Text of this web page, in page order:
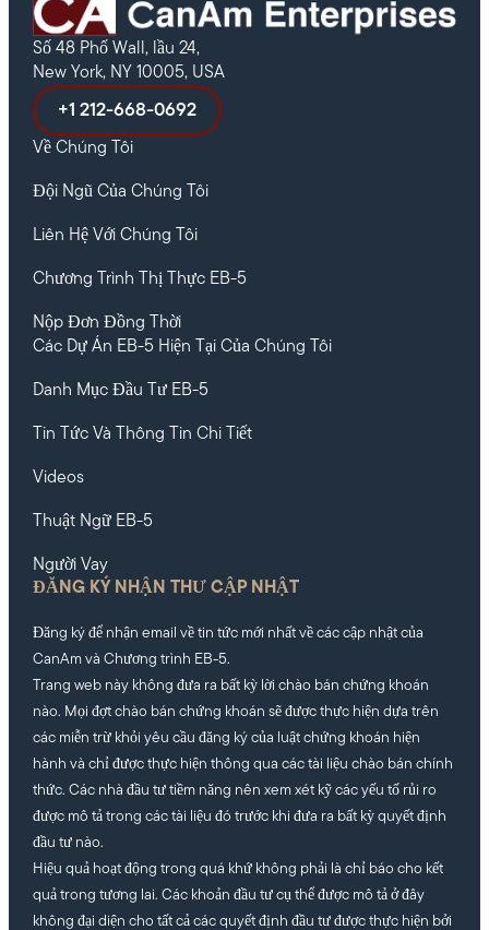
Số 48 Phố Wall, lầu 24,
New York, NY 10005, USA
+1 212-668-0692
Về Chúng Tôi
Đội Ngũ Của Chúng Tôi
Liên Hệ Với Chúng Tôi
Chương Trình Thị Thực EB-5
Nộp Đơn Đồng Thời
Các Dự Án EB-5 Hiện Tại Của Chúng Tôi
Danh Mục Đầu Tư EB-5
Tin Tức Và Thông Tin Chi Tiết
Videos
Thuật Ngữ EB-5
Người Vay
ĐĂNG KÝ NHẬN THƯ CẬP NHẬT
Đăng ký để nhận email về tin tức mới nhất về các cập nhật của
CanAm và Chương trình EB-5.
Trang web này không đưa ra bất kỳ lời chào bán chứng khoán
nào. Mọi đợt chào bán chứng khoán sẽ được thực hiện dựa trên
các miễn trừ khỏi yêu cầu đăng ký của luật chứng khoán hiện
hành và chỉ được thực hiện thông qua các tài liệu chào bán chính
thức. Các nhà đầu tư tiềm năng nên xem xét kỹ các yếu tố rủi ro
được mô tả trong các tài liệu đó trước khi đưa ra bất kỳ quyết định
đầu tư nào.
Hiệu quả hoạt động trong quá khứ không phải là chỉ báo cho kết
quả trong tương lai. Các khoản đầu tư cụ thể được mô tả ở đây
không đại diện cho tất cả các quyết định đầu tư được thực hiện bởi